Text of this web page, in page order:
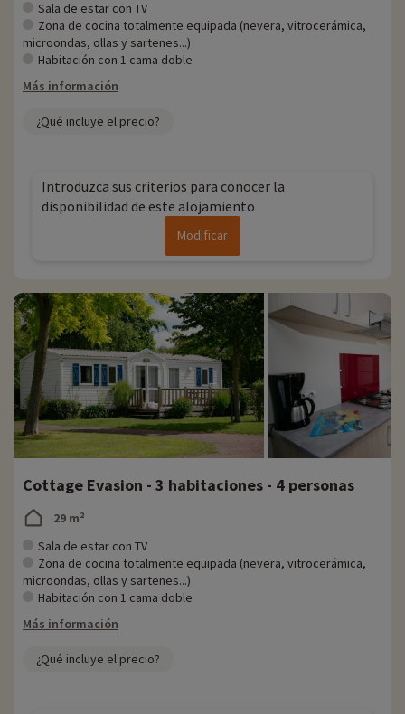
- Se aceptan mascotas, con coste adicional
Sala de estar con TV
Zona de cocina totalmente equipada (nevera, vitrocerámica,
microondas, ollas y sartenes...)
Habitación con 1 cama doble
Más información
¿Qué incluye el precio?
Introduzca sus criterios para conocer la
disponibilidad de este alojamiento
Modificar
Cottage Evasion - 3 habitaciones - 4 personas
29 m²
Sala de estar con TV
Zona de cocina totalmente equipada (nevera, vitrocerámica,
microondas, ollas y sartenes...)
Habitación con 1 cama doble
Más información
¿Qué incluye el precio?